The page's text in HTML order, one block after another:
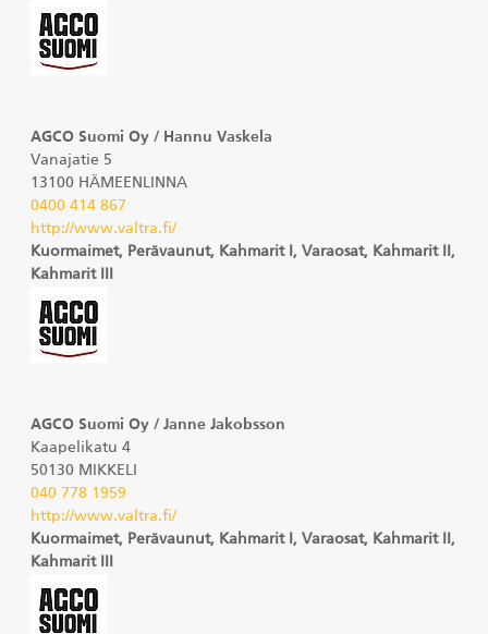
AGCO Suomi Oy / Hannu Vaskela
Vanajatie 5
13100 HÄMEENLINNA
0400 414 867
http://www.valtra.fi/
Kuormaimet, Perävaunut, Kahmarit I, Varaosat, Kahmarit II,
Kahmarit III
AGCO Suomi Oy / Janne Jakobsson
Kaapelikatu 4
50130 MIKKELI
040 778 1959
http://www.valtra.fi/
Kuormaimet, Perävaunut, Kahmarit I, Varaosat, Kahmarit II,
Kahmarit III